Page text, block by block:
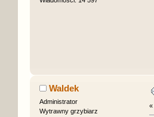
Waldek
Administrator
Wytrawny grzybiarz
«